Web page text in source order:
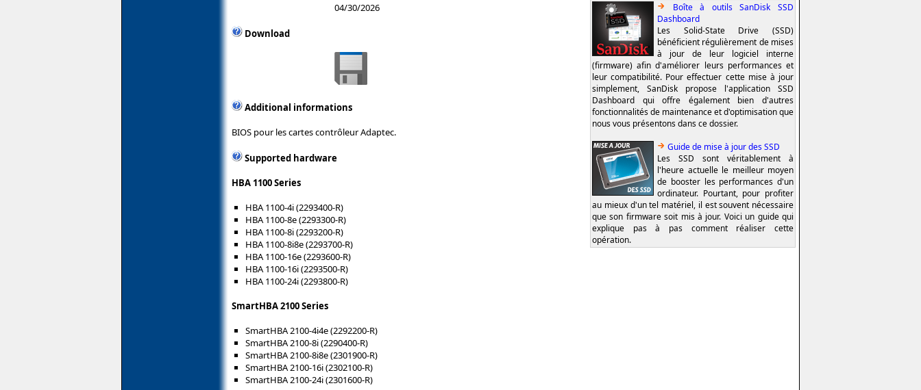
04/30/2026
Download
Additional informations
BIOS pour les cartes contrôleur Adaptec.
Supported hardware
HBA 1100 Series
HBA 1100-4i (2293400-R)
HBA 1100-8e (2293300-R)
HBA 1100-8i (2293200-R)
HBA 1100-8i8e (2293700-R)
HBA 1100-16e (2293600-R)
HBA 1100-16i (2293500-R)
HBA 1100-24i (2293800-R)
SmartHBA 2100 Series
SmartHBA 2100-4i4e (2292200-R)
SmartHBA 2100-8i (2290400-R)
SmartHBA 2100-8i8e (2301900-R)
SmartHBA 2100-16i (2302100-R)
SmartHBA 2100-24i (2301600-R)
Boîte à outils SanDisk SSD
Dashboard
Les Solid-State Drive (SSD)
bénéficient régulièrement de mises
à jour de leur logiciel interne
(firmware) afin d'améliorer leurs performances et
leur compatibilité. Pour effectuer cette mise à jour
simplement, SanDisk propose l'application SSD
Dashboard qui offre également bien d'autres
fonctionnalités de maintenance et d'optimisation que
nous vous présentons dans ce dossier.
Guide de mise à jour des SSD
Les SSD sont véritablement à
l'heure actuelle le meilleur moyen
de booster les performances d'un
ordinateur. Pourtant, pour profiter
au mieux d'un tel matériel, il est souvent nécessaire
que son firmware soit mis à jour. Voici un guide qui
explique pas à pas comment réaliser cette
opération.